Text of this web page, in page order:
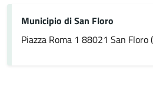
Municipio di San Floro
Piazza Roma 1 88021 San Floro